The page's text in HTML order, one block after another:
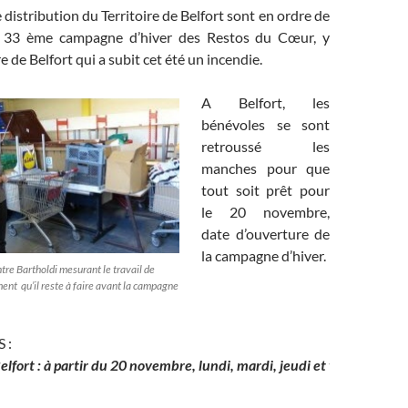
distribution du Territoire de Belfort sont en ordre de
ème campagne d’hiver des Restos du Cœur, y
de Belfort qui a subit cet été un incendie.
Bartholdi mesurant le travail de
qu’il reste à faire avant la campagne
A Belfort, les
bénévoles se sont
retroussé les
manches pour que
tout soit prêt pour
le 20 novembre,
date d’ouverture de
la campagne d’hiver.
:
du 20 novembre, lundi, mardi, jeudi et vendredi de 14 h à